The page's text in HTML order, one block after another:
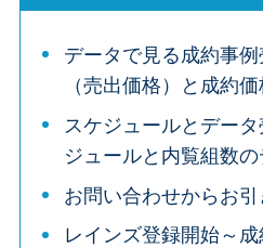
データで見る成約事
（売出価格）と成約
スケジュールとデー
ジュールと内覧組数の
お問い合わせからお
レインズ登録開始～